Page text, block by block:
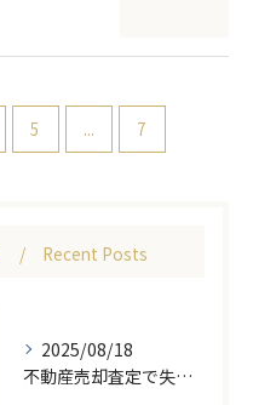
5 ... 7
Recent Posts
2025/08/18
不動産売却査定で失敗しないための価格比較とNG行為回避ガイド